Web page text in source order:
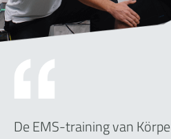
De EMS-training van